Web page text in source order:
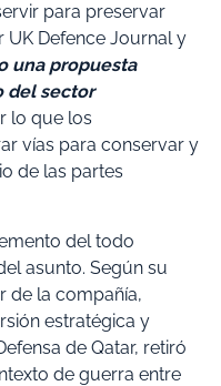
para preservar
UK Defence Journal y
una propuesta
del sector
lo que los
vías para conservar y
de las partes
del todo
asunto. Según su
de la compañía,
estratégica y
de Qatar, retiró
de guerra entre